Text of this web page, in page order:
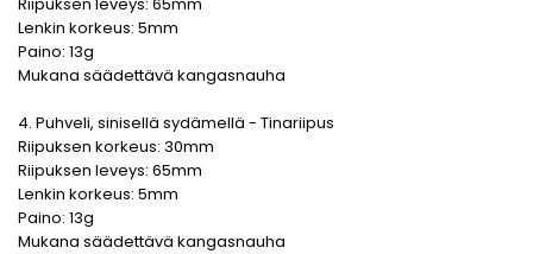
Lenkin korkeus: 5mm
Paino: 13g
Mukana säädettävä kangasnauha
4. Puhveli, sinisellä sydämellä - Tinariipus
Riipuksen korkeus: 30mm
Riipuksen leveys: 65mm
Lenkin korkeus: 5mm
Paino: 13g
Mukana säädettävä kangasnauha